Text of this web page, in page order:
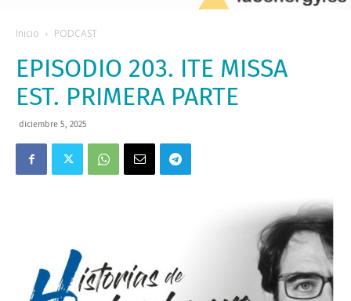
Inicio PODCAST
EPISODIO 203. ITE MISSA
EST. PRIMERA PARTE
diciembre 5, 2025